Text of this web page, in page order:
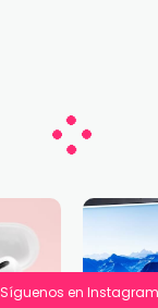
Síguenos en Instagram